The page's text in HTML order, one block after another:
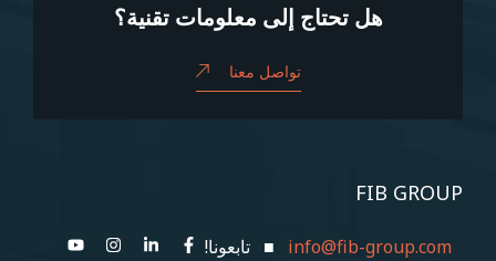
هل تحتاج إلى معلومات تقنية؟
تواصل معنا
FIB GROUP
info@fib-group.com ■ تابعونا!